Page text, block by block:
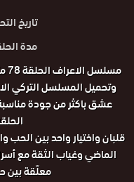
تاريخ
مدة
الحلقة 78
قلبان واختيار واحد بين الحب
الماضي وغياب الثقة مع
معلّقة بين